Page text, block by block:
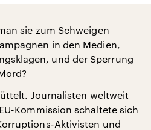
sie zum Schweigen
in den Medien,
und der Sperrung
Journalisten weltweit
Kommission schaltete sich
Aktivisten und